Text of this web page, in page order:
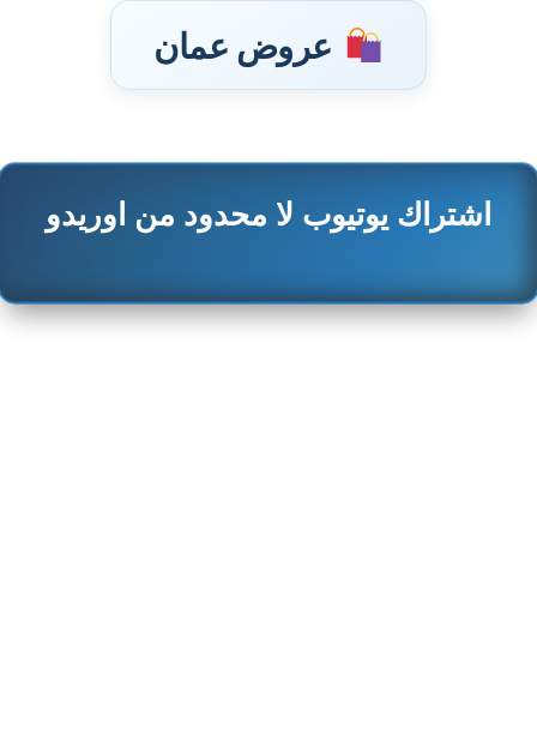
عروض عمان
اشتراك يوتيوب لا محدود من اوريدو